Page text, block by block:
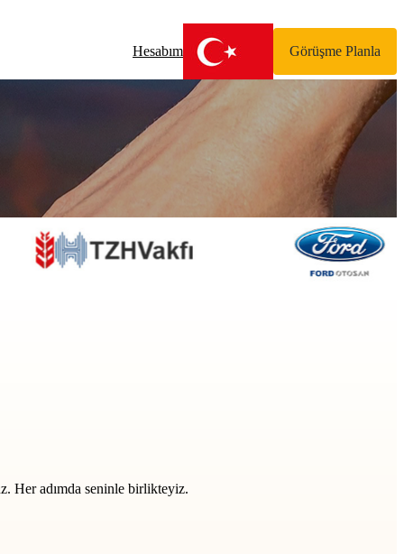
Hesabım Görüşme Planla
Her adımda seninle birlikteyiz.